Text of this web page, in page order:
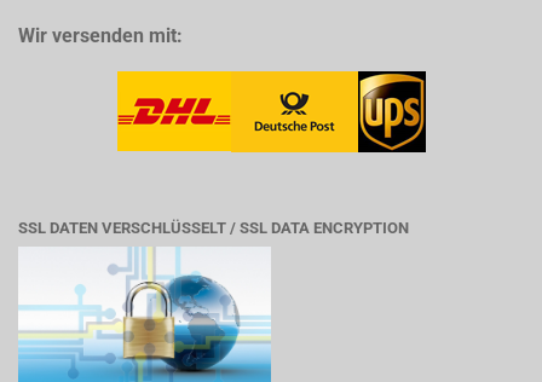
Wir versenden mit:
SSL DATEN VERSCHLÜSSELT / SSL DATA ENCRYPTION